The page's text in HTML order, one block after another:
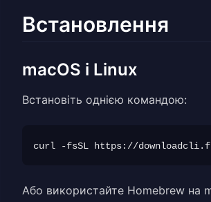
Встановлення
macOS і Linux
Встановіть однією командою:
Або використайте Homebrew на